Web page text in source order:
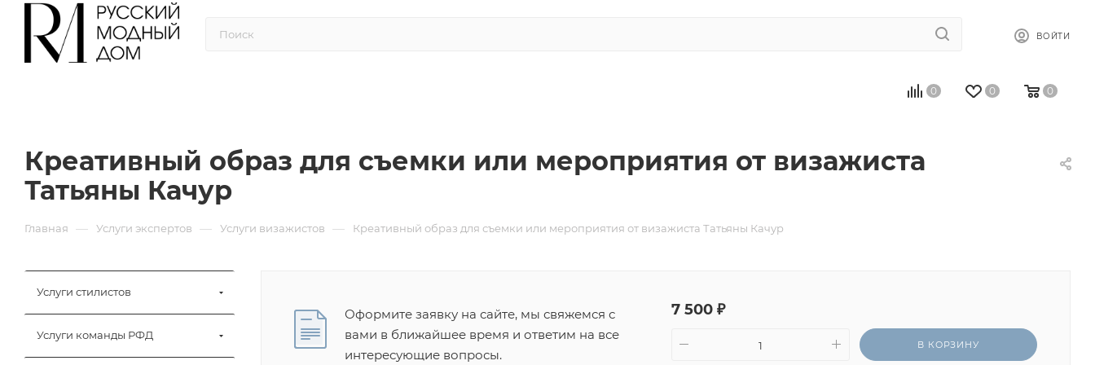
ВОЙТИ
0 0 0
Креативный образ для съемки или мероприятия от визажиста
Татьяны Качур
Главная — Услуги экспертов — Услуги визажистов — Креативный образ для съемки или мероприятия от визажиста Татьяны Качур
Оформите заявку на сайте, мы свяжемся с
вами в ближайшее время и ответим на все
интересующие вопросы.
7 500 ₽
В КОРЗИНУ
Услуги стилистов
Услуги команды РФД